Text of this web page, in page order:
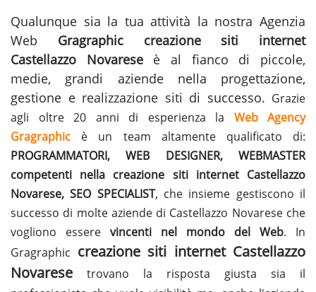
Qualunque sia la tua attività la nostra Agenzia
Web Gragraphic creazione siti internet
Castellazzo Novareseè al fianco di piccole,
medie, grandi aziende nella progettazione,
gestione e realizzazione siti di successo. Grazie
agli oltre 20 anni di esperienza la Web Agency
Gragraphic è un team altamente qualificato di:
PROGRAMMATORI, WEB DESIGNER, WEBMASTER
competenti nella creazione siti internet Castellazzo
Novarese, SEO SPECIALIST, che insieme gestiscono il
successo di molte aziende di Castellazzo Novarese che
vogliono essere vincenti nel mondo del Web. In
Gragraphic creazione siti internet Castellazzo
Novarese trovano la risposta giusta sia il